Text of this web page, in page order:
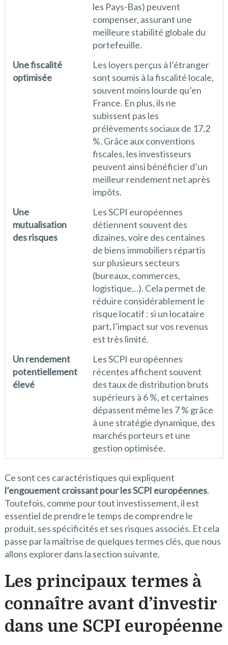
les Pays-Bas) peuvent
compenser, assurant une
meilleure stabilité globale du
portefeuille.
Une fiscalité
optimisée
Les loyers perçus à l’étranger
sont soumis à la fiscalité locale,
souvent moins lourde qu’en
France. En plus, ils ne
subissent pas les
prélèvements sociaux de 17,2
%. Grâce aux conventions
fiscales, les investisseurs
peuvent ainsi bénéficier d’un
meilleur rendement net après
impôts.
Une
mutualisation
des risques
Les SCPI européennes
détiennent souvent des
dizaines, voire des centaines
de biens immobiliers répartis
sur plusieurs secteurs
(bureaux, commerces,
logistique…). Cela permet de
réduire considérablement le
risque locatif : si un locataire
part, l’impact sur vos revenus
est très limité.
Un rendement
potentiellement
élevé
Les SCPI européennes
récentes affichent souvent
des taux de distribution bruts
supérieurs à 6 %, et certaines
dépassent même les 7 % grâce
à une stratégie dynamique, des
marchés porteurs et une
gestion optimisée.
Ce sont ces caractéristiques qui expliquent
l’engouement croissant pour les SCPI européennes.
Toutefois, comme pour tout investissement, il est
essentiel de prendre le temps de comprendre le
produit, ses spécificités et ses risques associés. Et cela
passe par la maîtrise de quelques termes clés, que nous
allons explorer dans la section suivante.
Les principaux termes à
connaître avant d’investir
dans une SCPI européenne